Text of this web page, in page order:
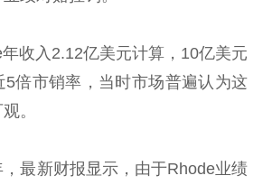
收入2.12亿美元计算，10亿美元
5倍市销率，当时市场普遍认为这
。
最新财报显示，由于Rhode业绩